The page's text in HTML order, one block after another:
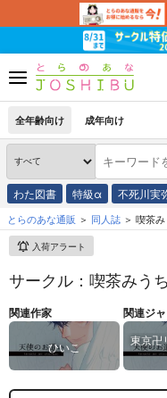
全年齢向け 成年向け
わた図書 特級α 不死川実
とらのあな通販 同人誌 喫茶み
入荷アラート
サークル：喫茶みう
関連作家
ひいこ
関連ジ
東京卍